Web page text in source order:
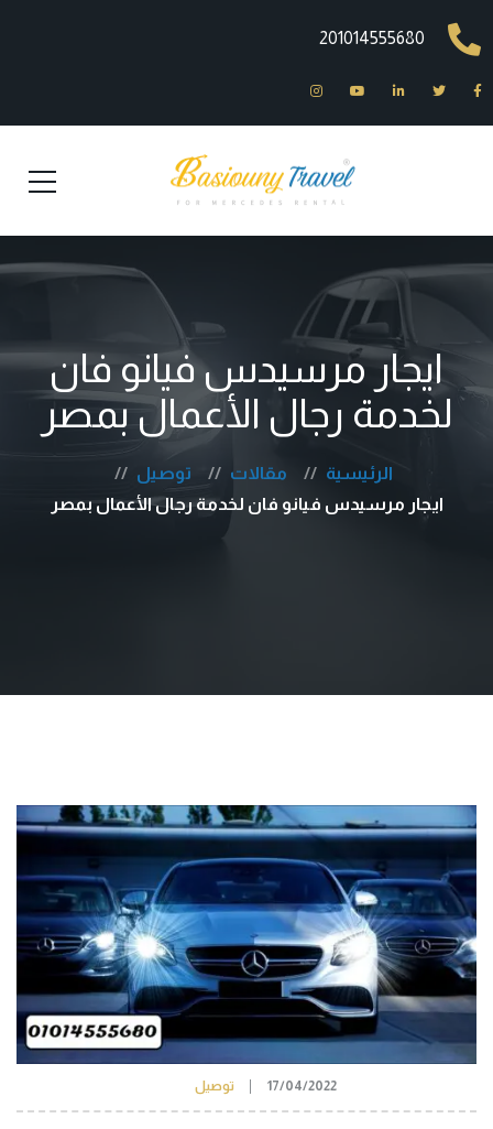
201014555680
ايجار مرسيدس فيانو فان
لخدمة رجال الأعمال بمصر
الرئيسية مقالات
توصيل
ايجار مرسيدس فيانو فان لخدمة رجال الأعمال بمصر
17/04/2022 توصيل